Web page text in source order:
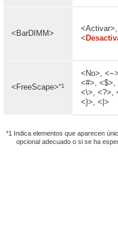
<BarDIMM>
<Activar>,
<
<FreeScape>*1
<No>, <~
<#>, <$>,
<\>, <?>,
<}>, <|>
*1 Indica elementos que aparecen
opcional adecuado o si se ha